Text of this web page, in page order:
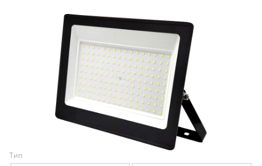
Тип